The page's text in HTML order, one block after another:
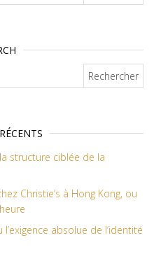
structure ciblée de la
Christie’s à Hong Kong, ou
absolue de l’identité